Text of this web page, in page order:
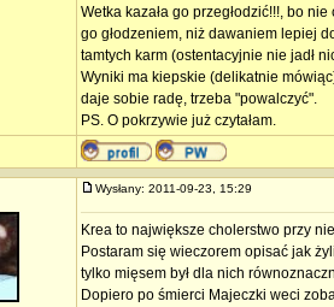
Wetka kazała go przegłodzić!!!, bo
go głodzeniem, niż dawaniem lepiej
tamtych karm (ostentacyjnie nie jadł
Wyniki ma kiepskie (delikatnie
daje sobie radę, trzeba "powalczyć".
PS. O pokrzywie już czytałam.
Wysłany: 2011-09-23, 15:29
Krea to największe cholerstwo przy
Postaram się wieczorem opisać jak
tylko mięsem był dla nich
Dopiero po śmierci Majeczki weci